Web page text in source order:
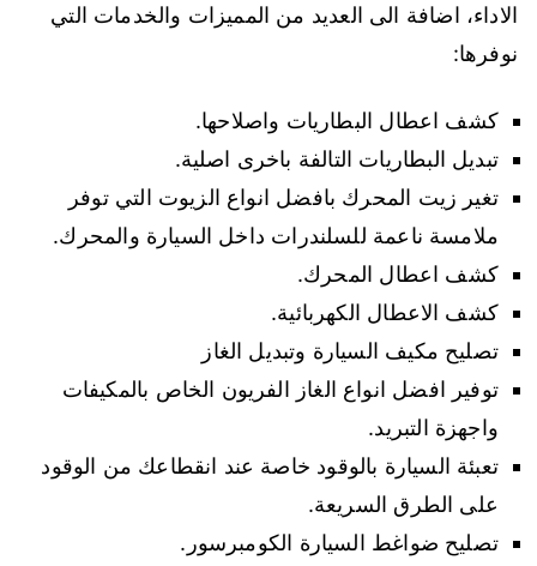
الاداء، اضافة الى العديد من المميزات والخدمات التي
نوفرها:
كشف اعطال البطاريات واصلاحها.
تبديل البطاريات التالفة باخرى اصلية.
تغير زيت المحرك بافضل انواع الزيوت التي توفر
ملامسة ناعمة للسلندرات داخل السيارة والمحرك.
كشف اعطال المحرك.
كشف الاعطال الكهربائية.
تصليح مكيف السيارة وتبديل الغاز
توفير افضل انواع الغاز الفريون الخاص بالمكيفات
واجهزة التبريد.
تعبئة السيارة بالوقود خاصة عند انقطاعك من الوقود
على الطرق السريعة.
تصليح ضواغط السيارة الكومبرسور.